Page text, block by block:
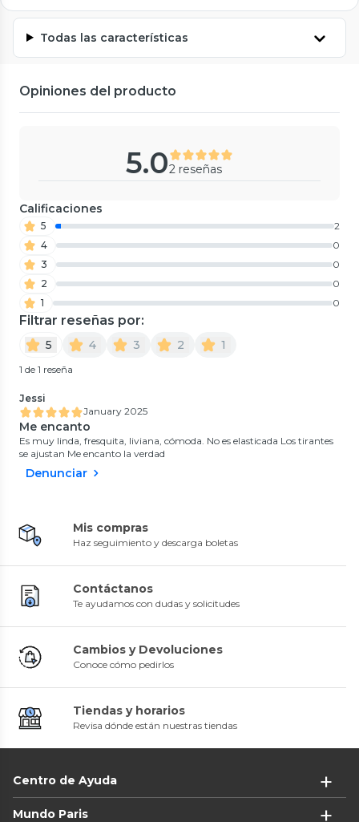
Todas las características
Opiniones del producto
5.02 reseñas
Calificaciones
5
2
4
0
3
0
2
0
1
0
Filtrar reseñas por:
5 4 3 2 1
1 de 1 reseña
Jessi
January 2025
Me encanto
Es muy linda, fresquita, liviana, cómoda. No es elasticada Los tirantes
se ajustan Me encanto la verdad
Denunciar
Mis compras
Haz seguimiento y descarga boletas
Contáctanos
Te ayudamos con dudas y solicitudes
Cambios y Devoluciones
Conoce cómo pedirlos
Tiendas y horarios
Revisa dónde están nuestras tiendas
Centro de Ayuda
Mundo Paris